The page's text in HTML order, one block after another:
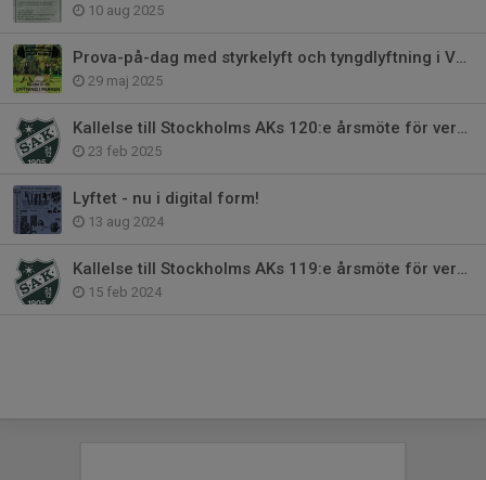
10 aug 2025
Prova-på-dag med styrkelyft och tyngdlyftning i Vasaparken den 14/6
29 maj 2025
Kallelse till Stockholms AKs 120:e årsmöte för verksamhetsåret 2024
23 feb 2025
Lyftet - nu i digital form!
13 aug 2024
Kallelse till Stockholms AKs 119:e årsmöte för verksamhetsåret 2023
15 feb 2024